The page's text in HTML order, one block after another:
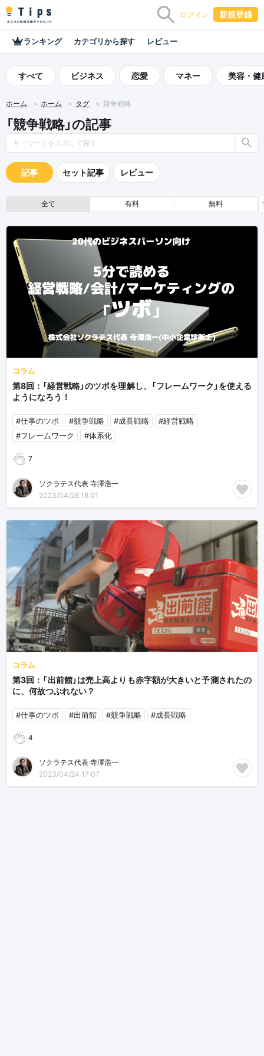
ログイン 新規登録
ランキング カテゴリから探す レビュー
すべて ビジネス 恋愛 マネー 美容・健
ホーム ホーム タグ 競争戦略
「競争戦略」の記事
記事 セット記事 レビュー
全て 有料 無料
コラム
第8回：「経営戦略」のツボを理解し、「フレームワーク」を使える
ようになろう！
#仕事のツボ #競争戦略 #成長戦略
#経営戦略
#フレームワーク
#体系化
7
ソクラテス代表 寺澤浩一
2023/04/28 18:01
コラム
第3回：「出前館」は売上高よりも赤字額が大きいと予測されたの
に、何故つぶれない？
#仕事のツボ #出前館 #競争戦略 #成長戦略
4
ソクラテス代表 寺澤浩一
2023/04/24 17:07